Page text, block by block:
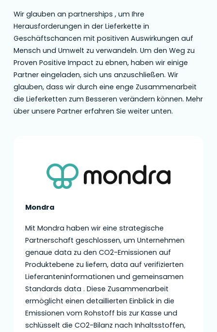
Wir glauben an partnerships , um Ihre
Herausforderungen in der Lieferkette in
Geschäftschancen mit positiven Auswirkungen auf
Mensch und Umwelt zu verwandeln. Um den Weg zu
Proven Positive Impact zu ebnen, haben wir einige
Partner eingeladen, sich uns anzuschließen. Wir
glauben, dass wir durch eine enge Zusammenarbeit
die Lieferketten zum Besseren verändern können. Mehr
über unsere Partner erfahren Sie weiter unten.
Mondra
Mit Mondra haben wir eine strategische
Partnerschaft geschlossen, um Unternehmen
genaue data zu den CO2-Emissionen auf
Produktebene zu liefern, data auf verifizierten
Lieferanteninformationen und gemeinsamen
Standards data . Diese Zusammenarbeit
ermöglicht einen detaillierten Einblick in die
Emissionen vom Rohstoff bis zur Kasse und
schlüsselt die CO2-Bilanz nach Inhaltsstoffen,